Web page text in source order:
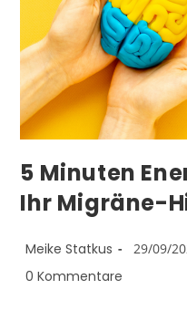
5 Minuten
Ihr Migräne-
Meike Statkus 29/09/
0 Kommentare